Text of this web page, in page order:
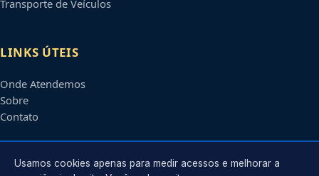
Transporte de Veículos
LINKS ÚTEIS
Onde Atendemos
Sobre
Contato
CONTATO
Usamos cookies apenas para medir acessos e melhorar a